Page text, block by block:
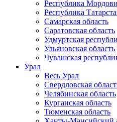
Республика
Республика
Самарская область
Саратовская область
Удмуртская
Ульяновская область
Чувашская
Урал
Весь Урал
Свердловская
Челябинская область
Курганская область
Тюменская область